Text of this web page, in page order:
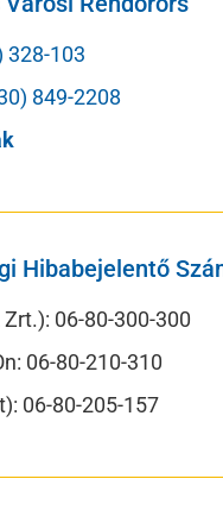
328-103
849-2208
Hibabejelentő
06-80-300-300
06-80-210-310
06-80-205-157